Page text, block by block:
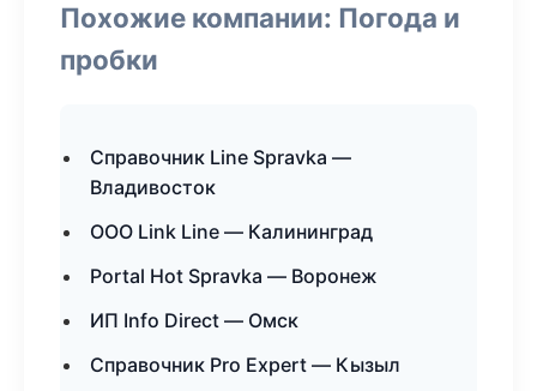
Похожие компании: Погода и
пробки
Справочник Line Spravka —
Владивосток
ООО Link Line — Калининград
Portal Hot Spravka — Воронеж
ИП Info Direct — Омск
Справочник Pro Expert — Кызыл